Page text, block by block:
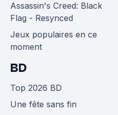
Assassin's Creed: Black
Flag - Resynced
Jeux populaires en ce
moment
BD
Top 2026 BD
Une fête sans fin